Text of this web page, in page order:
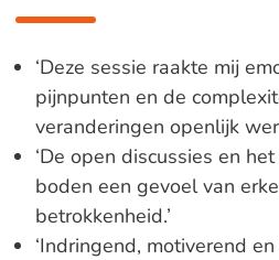
‘Deze sessie raakte mij
pijnpunten en de
veranderingen openlijk
‘De open discussies en
boden een gevoel van
betrokkenheid.’
‘Indringend, motiverend en